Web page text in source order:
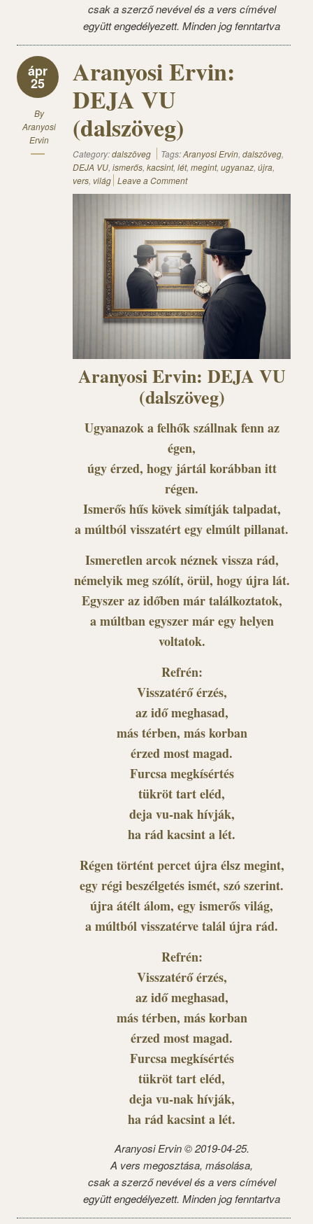
csak a szerző nevével és a vers címével
együtt engedélyezett. Minden jog fenntartva
ápr
25
By
Aranyosi
Ervin
Aranyosi Ervin:
DEJA VU
(dalszöveg)
Category:dalszöveg Tags:Aranyosi Ervin, dalszöveg,
DEJA VU, ismerős, kacsint, lét, megint, ugyanaz, újra,
vers, világ Leave a Comment
Aranyosi Ervin: DEJA VU
(dalszöveg)
Ugyanazok a felhők szállnak fenn az
égen,
úgy érzed, hogy jártál korábban itt
régen.
Ismerős hűs kövek simítják talpadat,
a múltból visszatért egy elmúlt pillanat.
Ismeretlen arcok néznek vissza rád,
némelyik meg szólít, örül, hogy újra lát.
Egyszer az időben már találkoztatok,
a múltban egyszer már egy helyen
voltatok.
Refrén:
Visszatérő érzés,
az idő meghasad,
más térben, más korban
érzed most magad.
Furcsa megkísértés
tükröt tart eléd,
deja vu-nak hívják,
ha rád kacsint a lét.
Régen történt percet újra élsz megint,
egy régi beszélgetés ismét, szó szerint.
újra átélt álom, egy ismerős világ,
a múltból visszatérve talál újra rád.
Refrén:
Visszatérő érzés,
az idő meghasad,
más térben, más korban
érzed most magad.
Furcsa megkísértés
tükröt tart eléd,
deja vu-nak hívják,
ha rád kacsint a lét.
Aranyosi Ervin ©2019-04-25.
A vers megosztása, másolása,
csak a szerző nevével és a vers címével
együtt engedélyezett. Minden jog fenntartva